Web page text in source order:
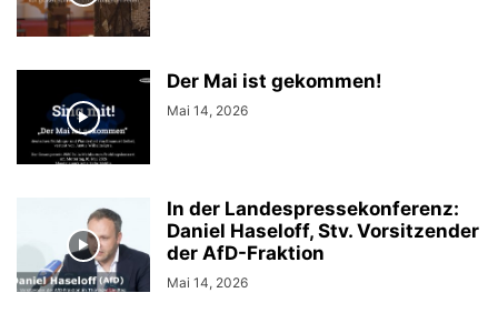
Der Mai ist gekommen!
Mai 14, 2026
In der Landespressekonferenz:
Daniel Haseloff, Stv. Vorsitzender
der AfD-Fraktion
Mai 14, 2026